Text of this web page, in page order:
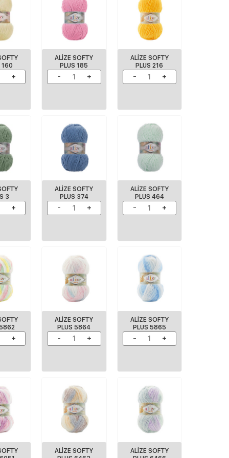
160
ALIZE SOFTY
PLUS 185
ALIZE SOFTY
PLUS 216
3
ALİZE SOFTY
PLUS 374
ALİZE SOFTY
PLUS 464
ALIZE SOFTY
PLUS 5864
ALIZE SOFTY
PLUS 5865
ALIZE SOFTY
ALIZE SOFTY